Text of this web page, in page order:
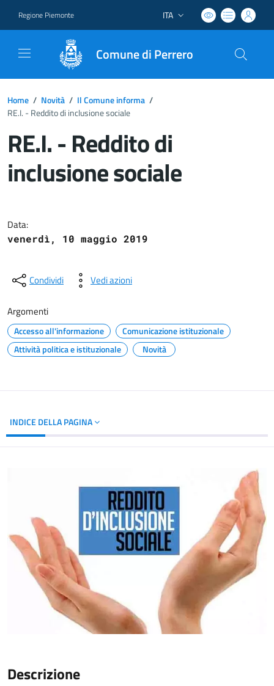
Regione Piemonte Lingua attiva:
ITA
Comune di Perrero
Home / Novità / Il Comune informa /
RE.I. - Reddito di inclusione sociale
RE.I. - Reddito di
inclusione sociale
Data:
venerdì, 10 maggio 2019
Condividi Vedi azioni
Argomenti
Accesso all'informazione
Comunicazione istituzionale
Attività politica e istituzionale
Novità
INDICE DELLA PAGINA
Descrizione